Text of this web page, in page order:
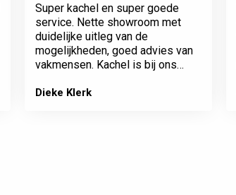
Super kachel en super goede
service. Nette showroom met
duidelijke uitleg van de
mogelijkheden, goed advies van
vakmensen. Kachel is bij ons
het rookkanaal. Plaatsing en
Dieke Klerk